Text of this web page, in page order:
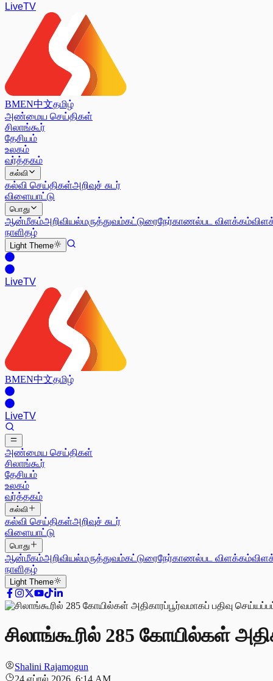
LiveTV
BMEN中文தமிழ்
அண்மைய செய்திகள்
சிலாங்கூர்
தேசியம்
உலகம்
வர்த்தகம்
கல்வி
கல்வி செய்திகள்அறிவுச் சுடர்
விளையாட்டு
பொது
ஆன்மீகம்அறிவியல்மருத்துவம்கட்டுரைநேர்காணல்பட விளக்கம்
நாளிதழ்
Light Theme
LiveTV
BMEN中文தமிழ்
LiveTV
அண்மைய செய்திகள்
சிலாங்கூர்
தேசியம்
உலகம்
வர்த்தகம்
கல்வி
கல்வி செய்திகள்அறிவுச் சுடர்
விளையாட்டு
பொது
ஆன்மீகம்அறிவியல்மருத்துவம்கட்டுரைநேர்காணல்பட விளக்கம்
நாளிதழ்
Light Theme
சிலாங்கூரில் 285 கோயில்கள்
Shalini Rajamogun
24 ஏப்ரல் 2026, 6:14 AM